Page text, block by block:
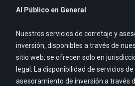
Al Público en General
Nuestros servicios de corretaje y
inversión, disponibles a través de
sitio web, se ofrecen solo en
legal. La disponibilidad de servicios
asesoramiento de inversión a través